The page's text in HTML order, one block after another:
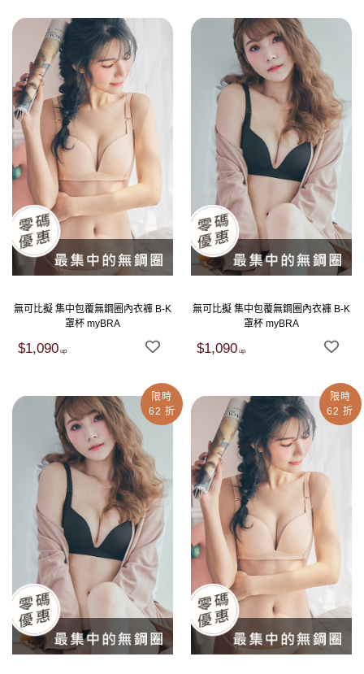
無可比擬 集中包覆無鋼圈內衣褲 B-K
罩杯 myBRA
$1,090
無可比擬 集中包覆無鋼圈內衣褲 B-K
罩杯 myBRA
$1,090
限時
62 折
限時
62 折